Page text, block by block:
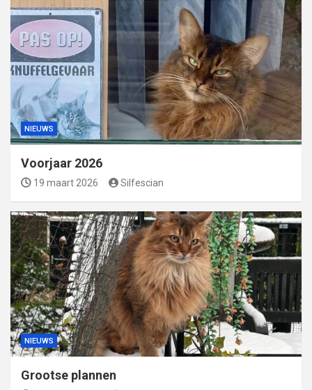
NIEUWS
Voorjaar 2026
19 maart 2026 Silfescian
NIEUWS
Grootse plannen